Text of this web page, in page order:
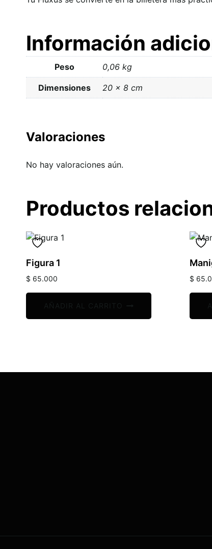
Información
Peso 0,06 kg
Dimensiones 20 × 8 cm
Valoraciones
No hay valoraciones aún.
Productos
Figura 1
$ 65.000
AÑADIR AL CARRITO
$